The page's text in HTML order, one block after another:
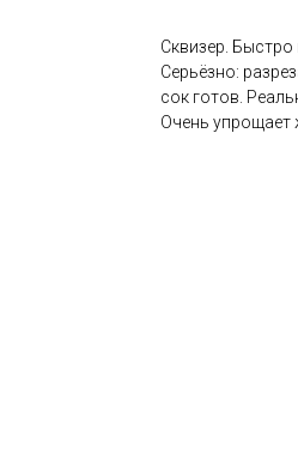
Сквизер.
Серьёзно:
сок готов.
Очень упрощает